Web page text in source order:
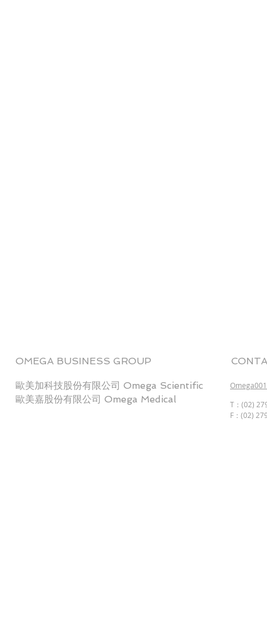
OMEGA BUSINESS GROUP
歐美加科技股份有限公司 Omega Scientific
歐美嘉股份有限公司 Omega Medical
T：(02)
F：(02)